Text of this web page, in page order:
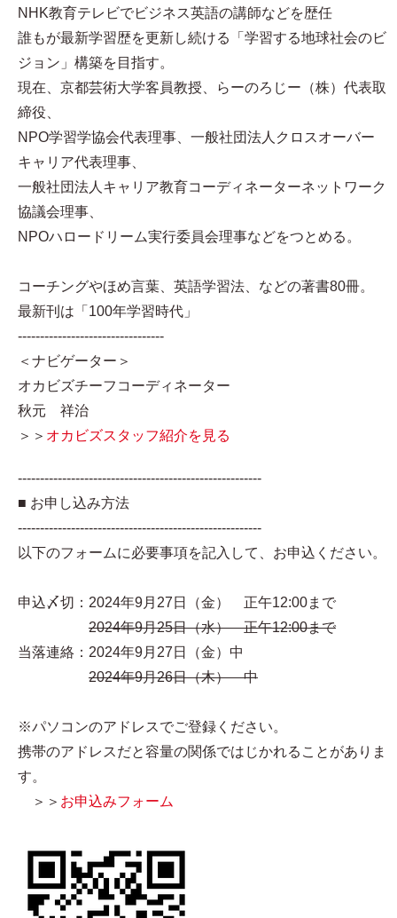
NHK教育テレビでビジネス英語の講師などを歴任
誰もが最新学習歴を更新し続ける「学習する地球社会のビ
ジョン」構築を目指す。
現在、京都芸術大学客員教授、らーのろじー（株）代表取
締役、
NPO学習学協会代表理事、一般社団法人クロスオーバー
キャリア代表理事、
一般社団法人キャリア教育コーディネーターネットワーク
協議会理事、
NPOハロードリーム実行委員会理事などをつとめる。
コーチングやほめ言葉、英語学習法、などの著書80冊。
最新刊は「100年学習時代」
---------------------------------
＜ナビゲーター＞
オカビズチーフコーディネーター
秋元 祥治
＞＞ オカビズスタッフ紹介を見る
-------------------------------------------------------
■ お申し込み方法
-------------------------------------------------------
以下のフォームに必要事項を記入して、お申込ください。
申込〆切：2024年9月27日（金） 正午12:00まで
2024年9月25日（水） 正午12:00まで
当落連絡：2024年9月27日（金）中
2024年9月26日（木） 中
※パソコンのアドレスでご登録ください。
携帯のアドレスだと容量の関係ではじかれることがありま
す。
＞＞ お申込みフォーム